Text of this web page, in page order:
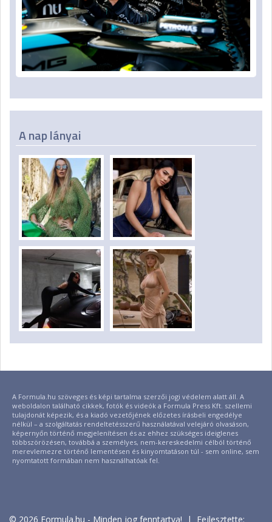
A nap lányai
A Formula.hu szöveges és képi tartalma szerzői jogi védelem alatt áll. A
weboldalon található cikkek, fotók és videók a Formula Press Kft. szellemi
tulajdonát képezik, és a kiadó vezetőjének előzetes írásbeli engedélye
nélkül – a szolgáltatás rendeltetésszerű használatával velejáró olvasáson,
képernyőn történő megjelenítésen és az ehhez szükséges ideiglenes
többszörözésen, továbbá a személyes, nem-kereskedelmi célból történő
merevlemezre történő lementésen és kinyomtatáson túl - sem online, sem
nyomtatott formában nem használhatóak fel.
© 2026 Formula.hu - Minden jog fenntartva! | Fejlesztette: